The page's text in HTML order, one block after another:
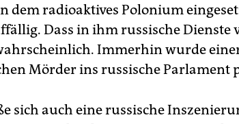
dem radioaktives Polonium
Dass in ihm russische Dienste
Immerhin wurde
Mörder ins russische Parlament
sich auch eine russische